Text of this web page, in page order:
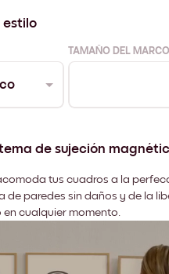
estilo
TAMAÑO DEL MARCO
de sujeción
tus cuadros a la
de paredes sin daños y de la
cualquier momento.